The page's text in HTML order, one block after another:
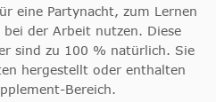
eine Partynacht, zum Lernen
der Arbeit nutzen. Diese
sind zu 100 % natürlich. Sie
hergestellt oder enthalten
Bereich.